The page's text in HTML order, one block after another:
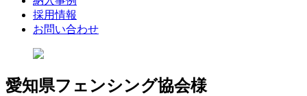
採用情報
お問い合わせ
愛知県フェンシング協会様